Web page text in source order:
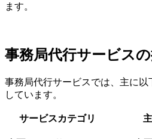
ます。
事務局代行サービス
事務局代行サービスでは、主に
しています。
サービスカテゴリ